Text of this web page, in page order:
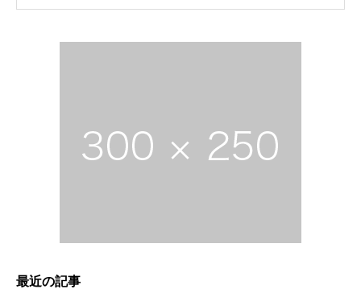
2024.1.27 ベアーズ合同練習
最近の記事